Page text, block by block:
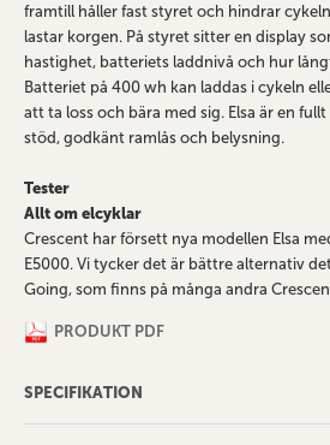
framtill håller fast styret och hindrar
lastar korgen. På styret sitter en display
hastighet, batteriets laddnivå och hur
Batteriet på 400 wh kan laddas i cykeln
att ta loss och bära med sig. Elsa är en
stöd, godkänt ramlås och belysning.
Tester
Allt om elcyklar
Crescent har försett nya modellen Elsa
E5000. Vi tycker det är bättre alternativ
Going, som finns på många andra
PRODUKT PDF
SPECIFIKATION